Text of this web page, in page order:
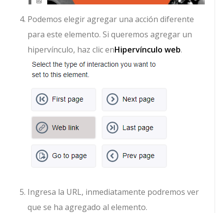
Podemos elegir agregar una acción diferente
para este elemento. Si queremos agregar un
hipervínculo, haz clic enHipervínculo web.
Ingresa la URL, inmediatamente podremos ver
que se ha agregado al elemento.